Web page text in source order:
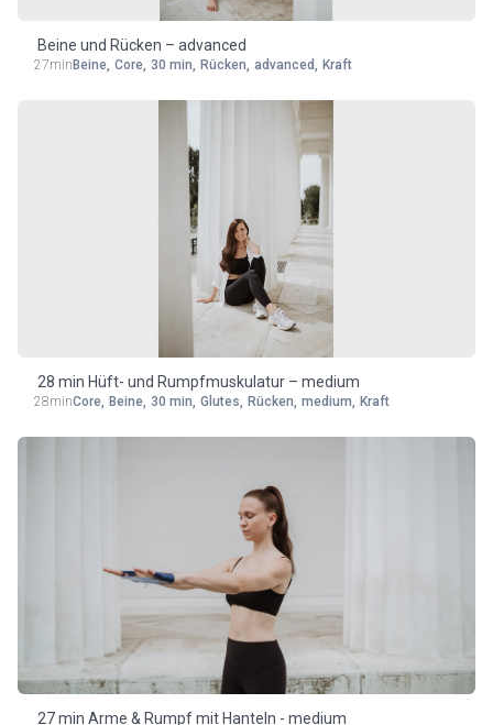
Beine und Rücken – advanced
27min Beine, Core, 30 min, Rücken, advanced, Kraft
28 min Hüft- und Rumpfmuskulatur – medium
28minCore, Beine, 30 min, Glutes, Rücken, medium, Kraft
27 min Arme & Rumpf mit Hanteln - medium